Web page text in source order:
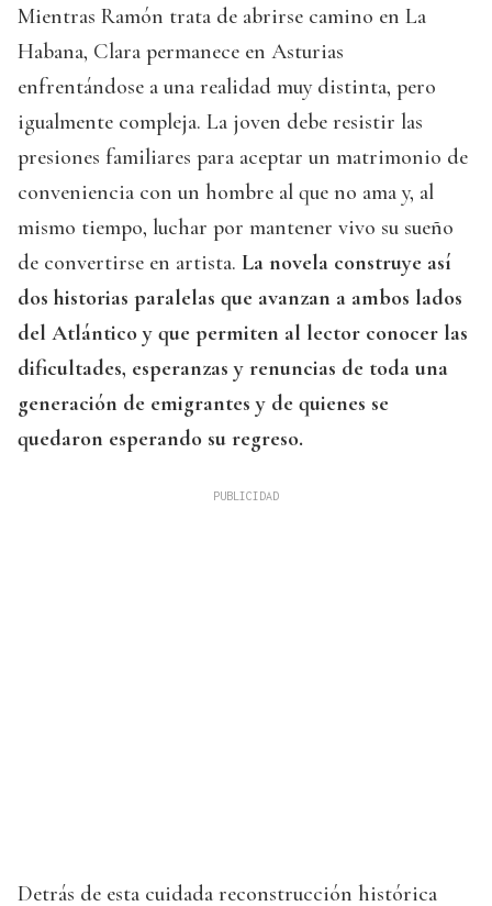
Mientras Ramón trata de abrirse camino en La
Habana, Clara permanece en Asturias
enfrentándose a una realidad muy distinta, pero
igualmente compleja. La joven debe resistir las
presiones familiares para aceptar un matrimonio de
conveniencia con un hombre al que no ama y, al
mismo tiempo, luchar por mantener vivo su sueño
de convertirse en artista. La novela construye así
dos historias paralelas que avanzan a ambos lados
del Atlántico y que permiten al lector conocer las
dificultades, esperanzas y renuncias de toda una
generación de emigrantes y de quienes se
quedaron esperando su regreso.
Detrás de esta cuidada reconstrucción histórica